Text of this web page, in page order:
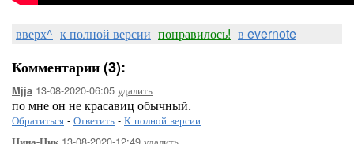
вверх^ к полной версии понравилось! в evernote
Комментарии (3):
Mjja 13-08-2020-06:05 удалить
по мне он не красавиц обычный.
Обратиться - Ответить - К полной версии